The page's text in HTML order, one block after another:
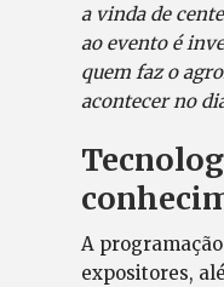
a vinda de
ao evento é
quem faz o
acontecer no
A
expositores,